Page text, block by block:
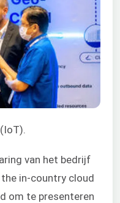
van het bedrijf
in-country cloud
om te presenteren